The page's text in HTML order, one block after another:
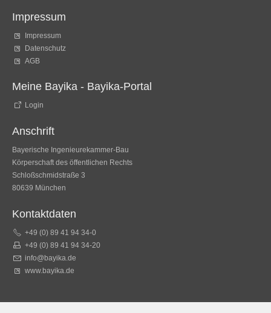
Impressum
Impressum
Datenschutz
AGB
Meine Bayika - Bayika-Portal
Login
Anschrift
Bayerische Ingenieurekammer-Bau
Körperschaft des öffentlichen Rechts
Schloßschmidstraße 3
80639 München
Kontaktdaten
+49 (0) 89 41 94 34-0
+49 (0) 89 41 94 34-20
info@bayika.de
www.bayika.de